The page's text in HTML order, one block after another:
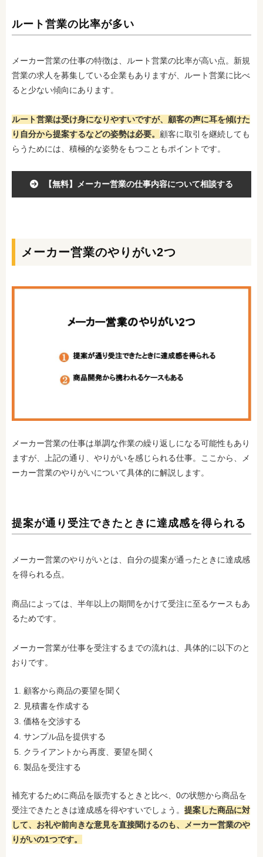
ルート営業の比率が多い
メーカー営業の仕事の特徴は、ルート営業の比率が高い点。新規
営業の求人を募集している企業もありますが、ルート営業に比べ
ると少ない傾向にあります。
ルート営業は受け身になりやすいですが、顧客の声に耳を傾けた
り自分から提案するなどの姿勢は必要。 顧客に取引を継続しても
らうためには、積極的な姿勢をもつこともポイントです。
【無料】メーカー営業の仕事内容について相談する
メーカー営業のやりがい2つ
メーカー営業の仕事は単調な作業の繰り返しになる可能性もあり
ますが、上記の通り、やりがいを感じられる仕事。ここから、メ
ーカー営業のやりがいについて具体的に解説します。
提案が通り受注できたときに達成感を得られる
メーカー営業のやりがいとは、自分の提案が通ったときに達成感
を得られる点。
商品によっては、半年以上の期間をかけて受注に至るケースもあ
るためです。
メーカー営業が仕事を受注するまでの流れは、具体的に以下のと
おりです。
顧客から商品の要望を聞く
見積書を作成する
価格を交渉する
サンプル品を提供する
クライアントから再度、要望を聞く
製品を受注する
補充するために商品を販売するときと比べ 、0の状態から商品を
受注できたときは達成感を得やすいでしょう。 提案した商品に対
して、お礼や前向きな意見を直接聞けるのも、メーカー営業のや
りがいの1つです。